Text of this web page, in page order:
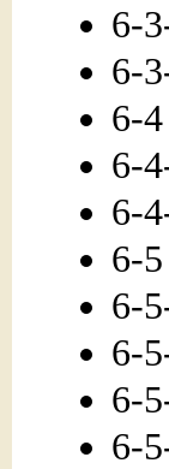
6-
6-
6-
6-
6-
6-
6-
6-
6-
6-